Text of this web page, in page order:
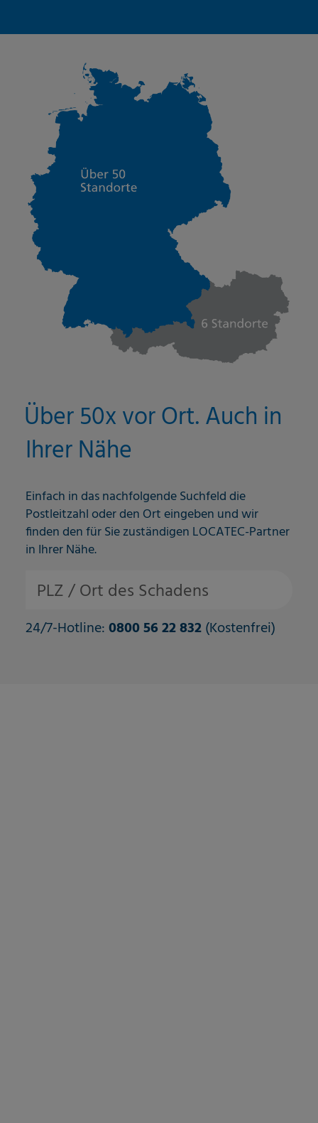
Über 50x vor Ort. Auch in
Ihrer Nähe
Einfach in das nachfolgende Suchfeld die
Postleitzahl oder den Ort eingeben und wir
finden den für Sie zuständigen LOCATEC-Partner
in Ihrer Nähe.
PLZ / Ort des Schadens
24/7-Hotline:0800 56 22 832(Kostenfrei)